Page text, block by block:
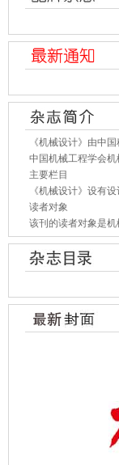
《机械设计》由中
中国机械工程学会机
主要栏目
《机械设计》设有
读者对象
该刊的读者对象是机